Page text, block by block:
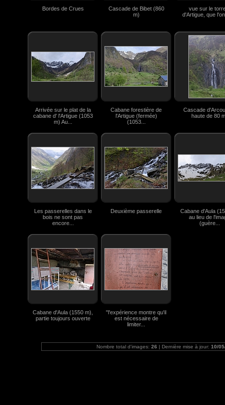
Bordes de Crues
Cascade de Bibet (860
m)
vue sur le
d'Artigue, que
Arrivée sur le plat de la
cabane d' l'Artigue (1053
m) Au...
Cabane forestière de
l'Artigue (fermée)
(1053...
Cascade
haute de 80
Les passerelles dans le
bois ne sont pas
encore...
Deuxième passerelle
Cabane d'Aula
au lieu de
(guère...
Cabane d'Aula (1550 m),
partie toujours ouverte
"l'expérience montre qu'il
est nécessaire de
limiter...
Nombre total d'images: 26 | Dernière mise à jour: 10/